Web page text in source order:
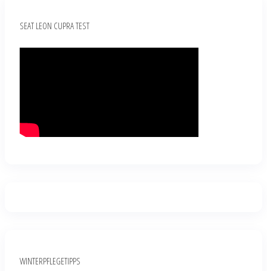
SEAT LEON CUPRA TEST
WINTERPFLEGETIPPS